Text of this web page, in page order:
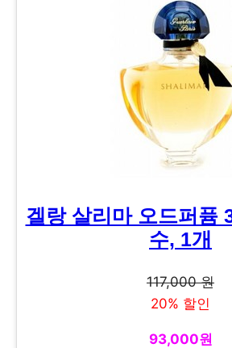
겔랑 살리마 오드퍼퓸
수, 1개
117,000 원
20% 할인
93,000원